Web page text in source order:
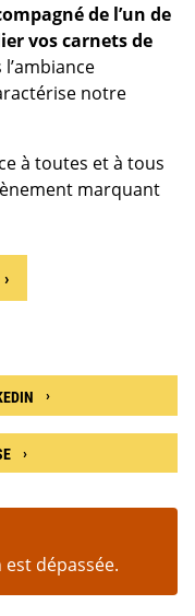
de l’un de
vos carnets de
notre
à toutes et à tous
marquant
dépassée.